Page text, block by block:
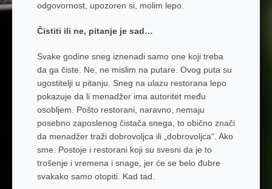
odgovornost, upozoren si, molim lepo.
Čistiti ili ne, pitanje je sad…
Svake godine sneg iznenadi samo one koji treba
da ga čiste. Ne, ne mislim na putare. Ovog puta su
ugostitelji u pitanju. Sneg na ulazu restorana lepo
pokazuje da li menadžer ima autoritet među
osobljem. Pošto restorani, naravno, nemaju
posebno zaposlenog čistača snega, to obično znači
da menadžer traži dobrovoljca ili „dobrovoljca“. Ako
sme. Postoje i restorani koji su svesni da je to
trošenje i vremena i snage, jer će se belo đubre
svakako samo otopiti. Kad tad.